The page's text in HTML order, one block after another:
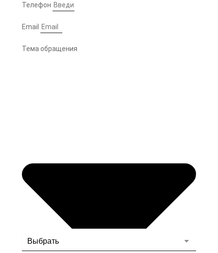
Телефон
Email
Тема обращения